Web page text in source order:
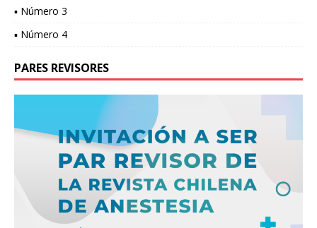
▪ Número 3
▪ Número 4
PARES REVISORES